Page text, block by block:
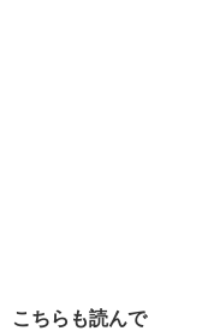
こちらも読んで